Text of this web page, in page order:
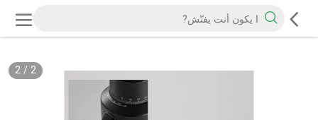
2
/
2